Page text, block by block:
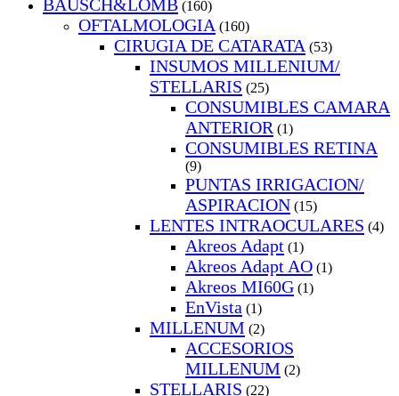
BAUSCH&LOMB (160)
OFTALMOLOGIA (160)
CIRUGIA DE CATARATA (53)
INSUMOS MILLENIUM/
STELLARIS (25)
CONSUMIBLES CAMARA
ANTERIOR (1)
CONSUMIBLES RETINA
(9)
PUNTAS IRRIGACION/
ASPIRACION (15)
LENTES INTRAOCULARES (4)
Akreos Adapt (1)
Akreos Adapt AO (1)
Akreos MI60G (1)
EnVista (1)
MILLENUM (2)
ACCESORIOS
MILLENUM (2)
STELLARIS (22)